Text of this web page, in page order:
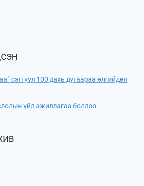
сэтгүүл 100 дахь дугаараа өлгийдөн
үйл ажиллагаа боллоо